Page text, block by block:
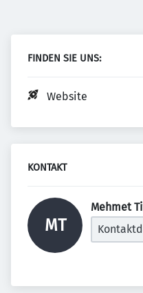
FINDEN SIE UNS:
Website
KONTAKT
MT
Mehmet